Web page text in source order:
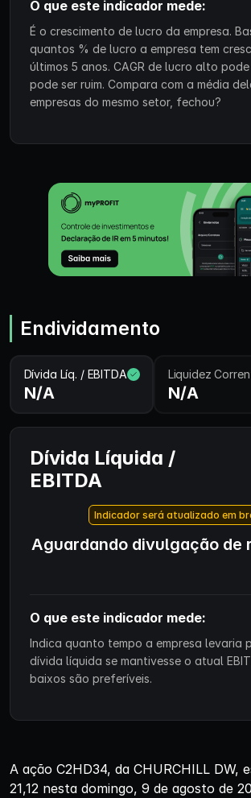
O que este indicador mede:
É o crescimento de lucro da empresa.
quantos % de lucro a empresa tem
últimos 5 anos. CAGR de lucro alto
pode ser ruim. Compara com a média
empresas do mesmo setor, fechou?
Endividamento
Dívida Líq. / EBITDA
N/A
Liquidez
N/A
Dívida Líquida /
EBITDA
Indicador será atualizado em
Aguardando divulgação de
O que este indicador mede:
Indica quanto tempo a empresa levaria
dívida líquida se mantivesse o atual
baixos são preferíveis.
A ação C2HD34, da CHURCHILL DW,
21,12 nesta domingo, 9 de agosto de